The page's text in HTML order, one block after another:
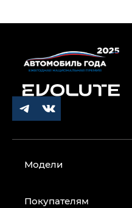
Модели
Покупателям